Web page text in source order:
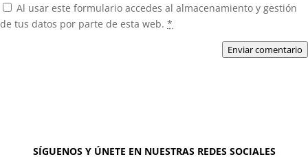
Al usar este formulario accedes al almacenamiento y gestión
de tus datos por parte de esta web. *
Enviar comentario
SÍGUENOS Y ÚNETE EN NUESTRAS REDES SOCIALES